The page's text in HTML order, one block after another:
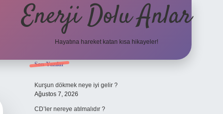
Enerji Dolu Anlar
Hayatına hareket katan kısa hikayeler!
Sidebar
Son Yazılar
Kurşun dökmek neye iyi gelir ?
Ağustos 7, 2026
CD’ler nereye atılmalıdır ?